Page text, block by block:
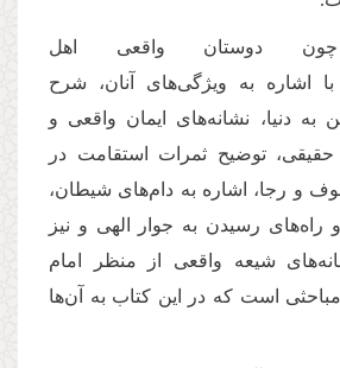
چون دوستان واقعی اهل
با اشاره به ویژگی‌های آنان، شرح
به دنیا، نشانه‌های ایمان واقعی و
توضیح ثمرات استقامت در
و رجا، اشاره به دام‌های شیطان،
راه‌های رسیدن به جوار الهی و نیز
شیعه واقعی از منظر امام
است که در این کتاب به آن‌ها